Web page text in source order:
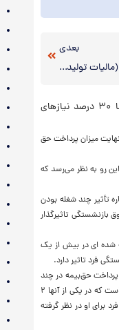
بعدی
بخشنامه ۸۶-۹۴-۲۰۰ مورخ ۹۴/۸/۲۶(مالیات تولیدکنندگان داروهایی که امکان سوء مصرف دارند)
به گزارش خبرنگار اقتصادی خبرگزاری تسنیم، در حالی که دستمزد مصوب شورای عالی کار تنها ۳۰ درصد نیازهای
میزان پرداخت حق
رو به نظر می‌رسد که
تأثیر چند شغله بودن
تاثیرگذار
افزود: اگر بیمه شده ای در بیش از یک
فرد تاثیر دارد.
پرداخت حق‌بیمه در چند
کارگاه به طور جداگانه محاسبه و پرداخت می شود، ادامه داد:به طور مثال اگر فردی در دو کارگاه مشغول فعالیت است که در یکی از آنها ۲
شده فرد برای او در نظر گرفته